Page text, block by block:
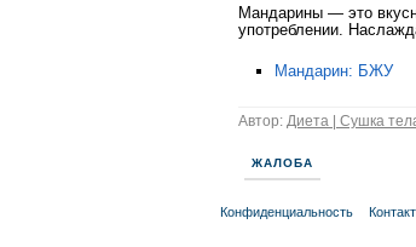
Мандарины — это
употреблении.
Мандарин: БЖУ
Автор: Диета | Сушка
ЖАЛОБА
Конфиденциальность Контакт